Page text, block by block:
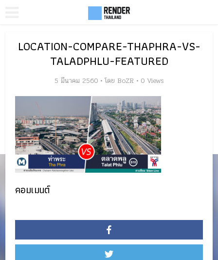
LOCATION-COMPARE-THAPHRA-VS-
TALADPHLU-FEATURED
5 มีนาคม 2560 โดย BoZR 0 Views
คอมเมนต์